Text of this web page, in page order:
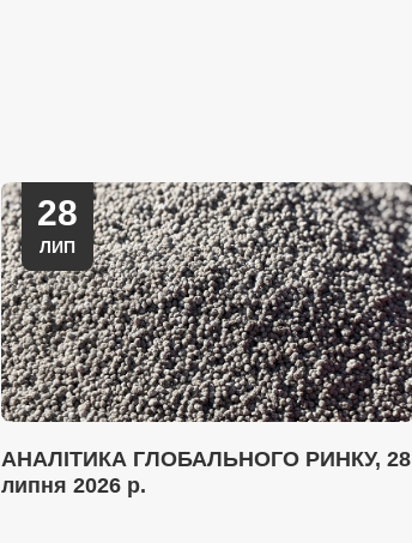
28
ЛИП
АНАЛІТИКА ГЛОБАЛЬНОГО РИНКУ, 28
липня 2026 р.